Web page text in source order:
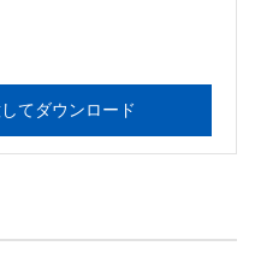
は行いません。搭載ソ
導入はお客様の責任にお
てダウンロード